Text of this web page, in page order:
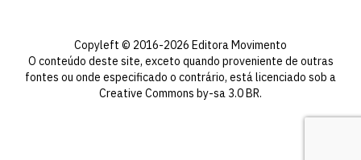
Copyleft © 2016-2026 Editora Movimento
O conteúdo deste site, exceto quando proveniente de outras
fontes ou onde especificado o contrário, está licenciado sob a
Creative Commons by-sa 3.0 BR.